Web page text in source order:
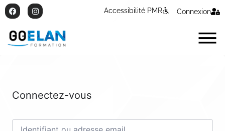
Accessibilité PMR Connexion
Connectez-vous